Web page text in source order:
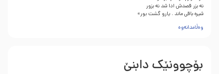
نه بزر قصدش ادا شد نه بزور
شیره باقی ماند ، یارو گشت بور»
وەڵامدانەوە
بۆچوونێک دابنێ